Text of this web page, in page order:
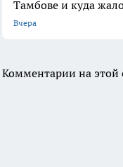
Тамбове и куда
Вчера
Комментарии на